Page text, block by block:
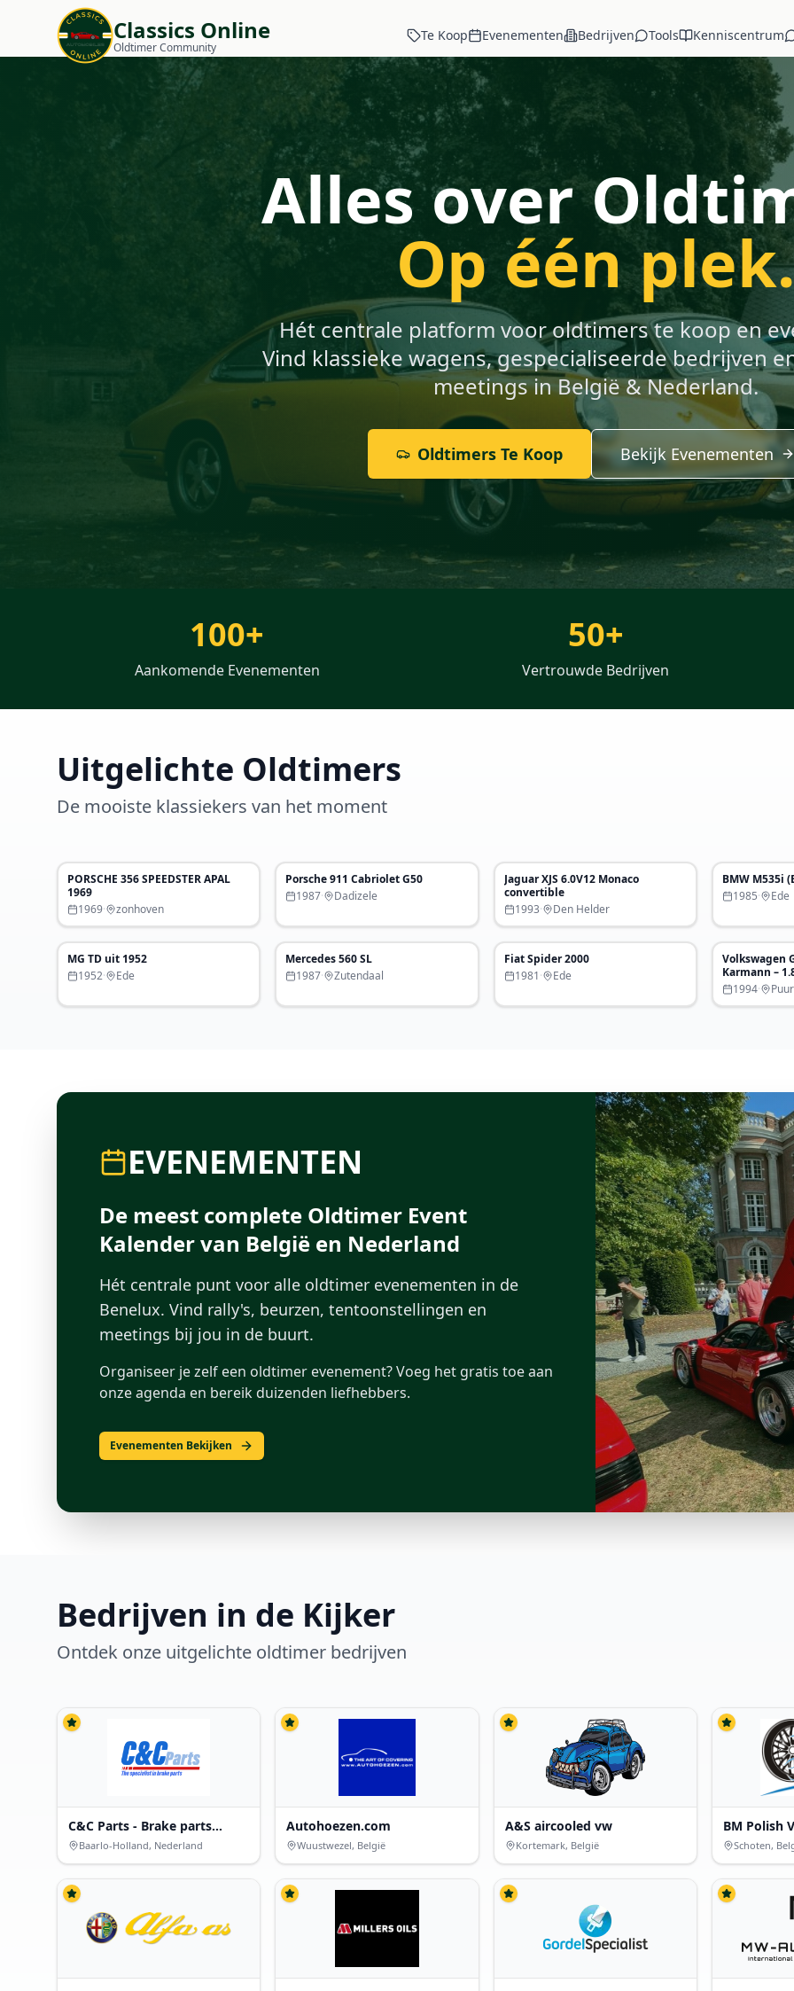
Classics Online
Oldtimer Community
Te Koop Evenementen Bedrijven Tools Kenniscentrum
Alles over
Op één
Hét centrale platform voor oldtimers te koop en
Vind klassieke wagens, gespecialiseerde bedrijven
meetings in België & Nederland.
Oldtimers Te Koop Bekijk Evenementen
100+
Aankomende Evenementen
50+
Vertrouwde Bedrijven
Uitgelichte Oldtimers
De mooiste klassiekers van het moment
Uitgelicht
PORSCHE 356 SPEEDSTER APAL
1969
1969· zonhoven
Uitgelicht
Porsche 911 Cabriolet G50
1987· Dadizele
Uitgelicht
Jaguar XJS 6.0V12 Monaco
convertible
1993· Den Helder
Uitgelicht
BMW M535i
1985· Ede
Uitgelicht
€ 18.950
MG TD uit 1952
1952· Ede
€ 26.500
Mercedes 560 SL
1987· Zutendaal
€ 24.500
Fiat Spider 2000
1981· Ede
Volkswagen
Karmann –
1994 –
1994·
EVENEMENTEN
De meest complete Oldtimer Event
Kalender van België en Nederland
Hét centrale punt voor alle oldtimer evenementen in de
Benelux. Vind rally's, beurzen, tentoonstellingen en
meetings bij jou in de buurt.
Organiseer je zelf een oldtimer evenement? Voeg het gratis toe aan
onze agenda en bereik duizenden liefhebbers.
Evenementen Bekijken
Bedrijven in de Kijker
Ontdek onze uitgelichte oldtimer bedrijven
C&C Parts - Brake parts
specialist
Baarlo-Holland, Nederland
Autohoezen.com
Wuustwezel, België
A&S aircooled vw
Kortemark, België
BM Polish
Schoten,